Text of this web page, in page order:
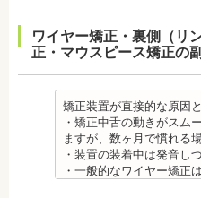
が、数ヶ月で慣れること
・装置の装着中は発音し
・矯正装置を装着した直
直後に痛みを感じること
まる場合が多いです。ま
きにしみる「知覚過敏」
すが、基本的には数日で
場合は、歯科医師に相談
金属アレルギー
ワイヤー矯正・裏側（リ
正・マウスピース矯正の
矯正装置が直接的な原因
・矯正中舌の動きがスム
ますが、数ヶ月で慣れる
・装置の装着中は発音し
・一般的なワイヤー矯正